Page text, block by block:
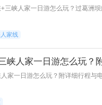
三峡人家一日游怎么玩？过葛洲
家线
峡人家一日游怎么玩？
家一日游怎么玩？附详细行程与